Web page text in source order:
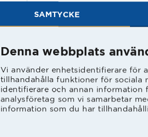
SAMTYCKE
Denna webbplats
Vi använder enhetsidentifierare för
tillhandahålla funktioner för sociala
identifierare och annan information
analysföretag som vi samarbetar
information som du har
Om inte serien
med hela 10-1.
klar och med
åtta poäng och
HBK slog inte